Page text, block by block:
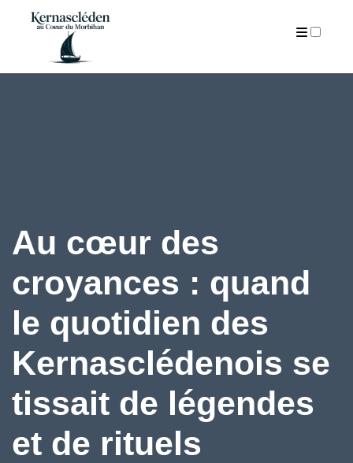
Au cœur des
croyances : quand
le quotidien des
Kernasclédenois se
tissait de légendes
et de rituels